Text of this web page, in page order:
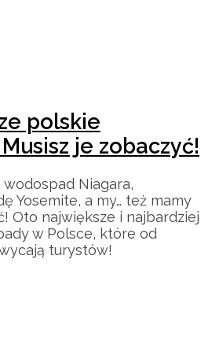
polskie
je zobaczyć!
Niagara,
Yosemite, a my… też mamy
Oto największe i najbardziej
w Polsce, które od
turystów!